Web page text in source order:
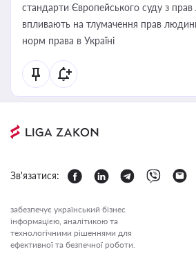
стандарти Європейського суду з
впливають на тлумачення прав
норм права в Україні
Зв'язатися:
забезпечує український бізнес
інформацією, аналітикою та
технологічними рішеннями для
ефективної та безпечної роботи.